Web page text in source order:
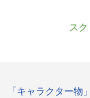
ス
「キャラクター物